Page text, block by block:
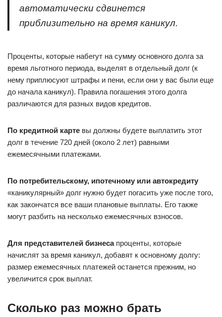
автоматически сдвинется
приблизительно на время каникул.
Проценты, которые набегут на сумму основного долга за
время льготного периода, выделят в отдельный долг (к
нему приплюсуют штрафы и пени, если они у вас были еще
до начала каникул). Правила погашения этого долга
различаются для разных видов кредитов.
По кредитной карте вы должны будете выплатить этот
долг в течение 720 дней (около 2 лет) равными
ежемесячными платежами.
По потребительскому, ипотечному или автокредиту
«каникулярный» долг нужно будет погасить уже после того,
как закончатся все ваши плановые выплаты. Его также
могут разбить на несколько ежемесячных взносов.
Для представителей бизнесапроценты, которые
начислят за время каникул, добавят к основному долгу:
размер ежемесячных платежей останется прежним, но
увеличится срок выплат.
Сколько раз можно брать